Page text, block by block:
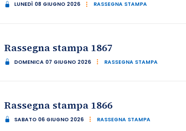
LUNEDÌ 08 GIUGNO 2026 RASSEGNA STAMPA
Rassegna stampa 1867
DOMENICA 07 GIUGNO 2026 RASSEGNA STAMPA
Rassegna stampa 1866
SABATO 06 GIUGNO 2026 RASSEGNA STAMPA